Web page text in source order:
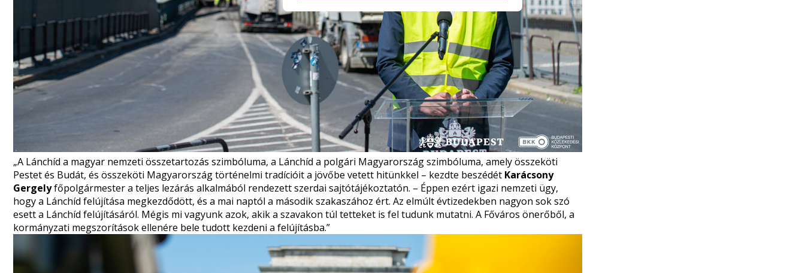
„A Lánchíd a magyar nemzeti összetartozás szimbóluma, a Lánchíd a polgári Magyarország szimbóluma, amely összeköti
Pestet és Budát, és összeköti Magyarország történelmi tradícióit a jövőbe vetett hitünkkel – kezdte beszédét Karácsony
Gergelyfőpolgármester a teljes lezárás alkalmából rendezett szerdai sajtótájékoztatón. – Éppen ezért igazi nemzeti ügy,
hogy a Lánchíd felújítása megkezdődött, és a mai naptól a második szakaszához ért. Az elmúlt évtizedekben nagyon sok szó
esett a Lánchíd felújításáról. Mégis mi vagyunk azok, akik a szavakon túl tetteket is fel tudunk mutatni. A Főváros önerőből, a
kormányzati megszorítások ellenére bele tudott kezdeni a felújításba.”